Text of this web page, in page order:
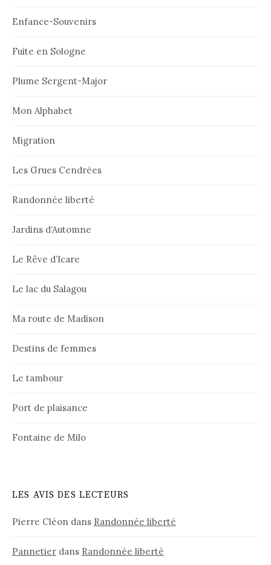
Enfance-Souvenirs
Fuite en Sologne
Plume Sergent-Major
Mon Alphabet
Migration
Les Grues Cendrées
Randonnée liberté
Jardins d’Automne
Le Rêve d’Icare
Le lac du Salagou
Ma route de Madison
Destins de femmes
Le tambour
Port de plaisance
Fontaine de Milo
LES AVIS DES LECTEURS
Pierre Cléon dans Randonnée liberté
Pannetier dans Randonnée liberté